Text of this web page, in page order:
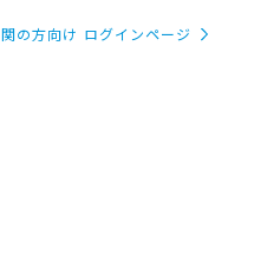
の方向け ログインページ